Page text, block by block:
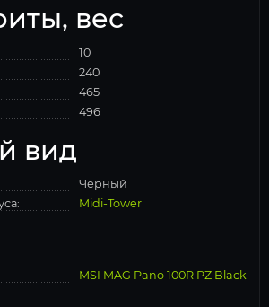
вес
10
240
465
496
вид
Черный
Midi-Tower
MSI MAG Pano 100R PZ Black